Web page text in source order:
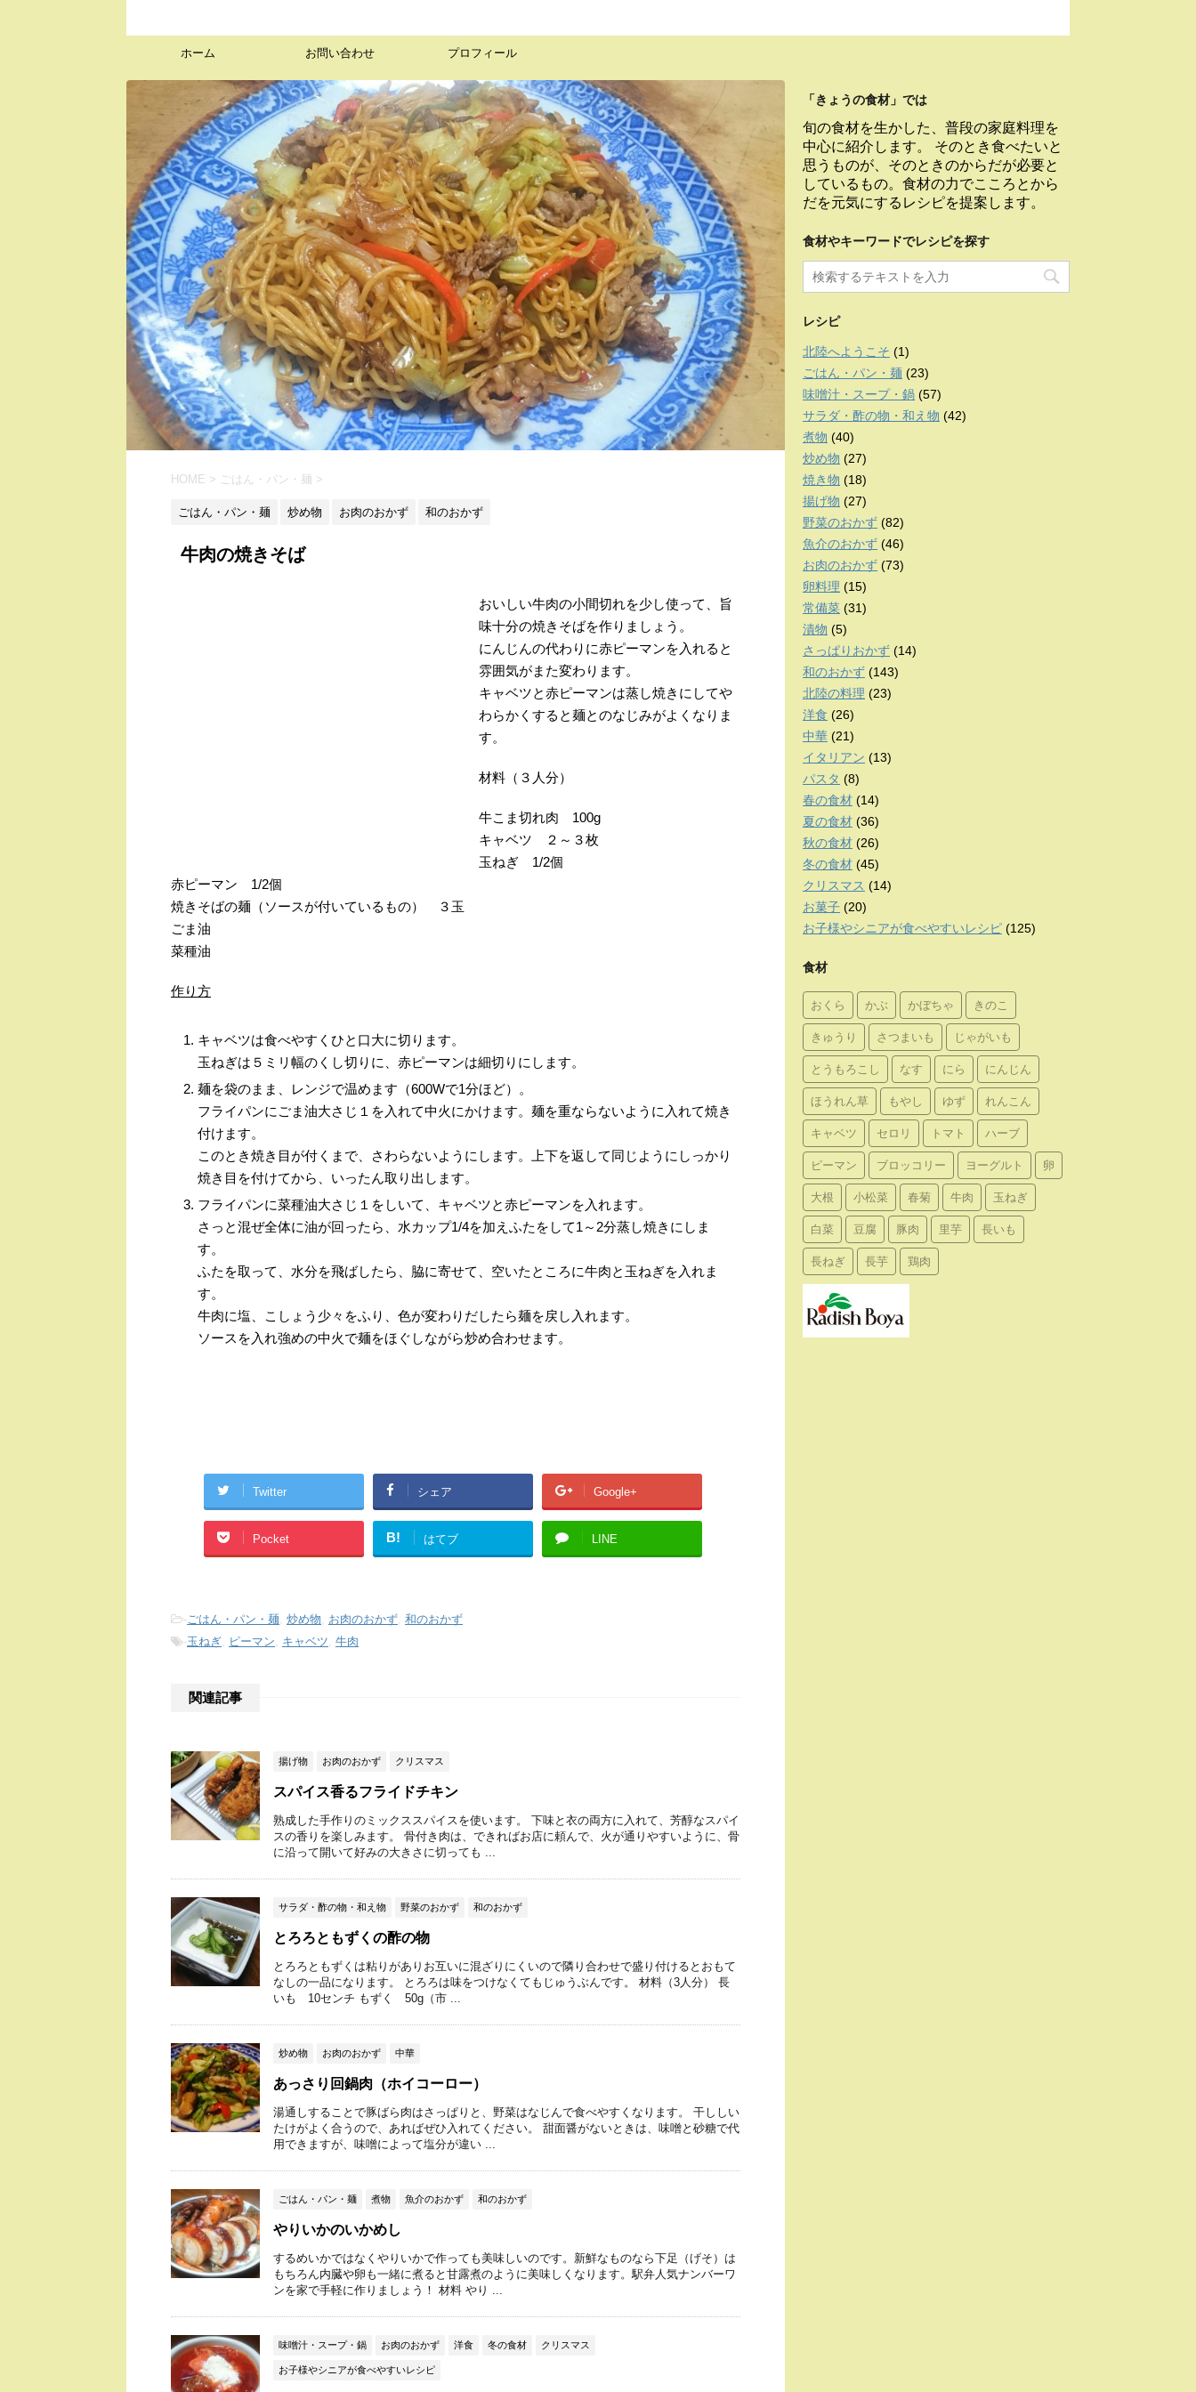
ホーム お問い合わせ プロフィール
HOME > ごはん・パン・麺 >
ごはん・パン・麺 炒め物 お肉のおかず 和のおかず
牛肉の焼きそば
おいしい牛肉の小間切れを少し使って、旨
味十分の焼きそばを作りましょう。
にんじんの代わりに赤ピーマンを入れると
雰囲気がまた変わります。
キャベツと赤ピーマンは蒸し焼きにしてや
わらかくすると麺とのなじみがよくなりま
す。
材料（３人分）
牛こま切れ肉 100g
キャベツ ２～３枚
玉ねぎ 1/2個
赤ピーマン 1/2個
焼きそばの麺（ソースが付いているもの） ３玉
ごま油
菜種油
作り方
キャベツは食べやすくひと口大に切ります。
玉ねぎは５ミリ幅のくし切りに、赤ピーマンは細切りにします。
麺を袋のまま、レンジで温めます（600Wで1分ほど）。
フライパンにごま油大さじ１を入れて中火にかけます。麺を重ならないように入れて焼き
付けます。
このとき焼き目が付くまで、さわらないようにします。上下を返して同じようにしっかり
焼き目を付けてから、いったん取り出します。
フライパンに菜種油大さじ１をしいて、キャベツと赤ピーマンを入れます。
さっと混ぜ全体に油が回ったら、水カップ1/4を加えふたをして1 ～ 2分蒸し焼きにしま
す。
ふたを取って、水分を飛ばしたら、脇に寄せて、空いたところに牛肉と玉ねぎを入れま
す。
牛肉に塩、こしょう少々をふり、色が変わりだしたら麺を戻し入れます。
ソースを入れ強めの中火で麺をほぐしながら炒め合わせます。
Twitter シェア Google+
Pocket B! はてブ LINE
-ごはん・パン・麺, 炒め物, お肉のおかず, 和のおかず
-玉ねぎ, ピーマン, キャベツ, 牛肉
関連記事
揚げ物 お肉のおかず クリスマス
スパイス香るフライドチキン
熟成した手作りのミックススパイスを使います。 下味と衣の両方に入れて、芳醇なスパイ
スの香りを楽しみます。 骨付き肉は、できればお店に頼んで、火が通りやすいように、骨
に沿って開いて好みの大きさに切っても ...
サラダ・酢の物・和え物 野菜のおかず 和のおかず
とろろともずくの酢の物
とろろともずくは粘りがありお互いに混ざりにくいので隣り合わせで盛り付けるとおもて
なしの一品になります。 とろろは味をつけなくてもじゅうぶんです。 材料（3人分） 長
いも 10センチ もずく 50g（市 ...
炒め物 お肉のおかず 中華
あっさり回鍋肉（ホイコーロー）
湯通しすることで豚ばら肉はさっぱりと、野菜はなじんで食べやすくなります。 干ししい
たけがよく合うので、あればぜひ入れてください。 甜面醤がないときは、味噌と砂糖で代
用できますが、味噌によって塩分が違い ...
ごはん・パン・麺 煮物 魚介のおかず 和のおかず
やりいかのいかめし
するめいかではなくやりいかで作っても美味しいのです。新鮮なものなら下足（げそ）は
もちろん内臓や卵も一緒に煮ると甘露煮のように美味しくなります。駅弁人気ナンバーワ
ンを家で手軽に作りましょう！ 材料 やり ...
味噌汁・スープ・鍋 お肉のおかず 洋食 冬の食材 クリスマス
お子様やシニアが食べやすいレシピ
「きょうの食材」では
旬の食材を生かした、普段の家庭料理を
中心に紹介します。 そのとき食べたいと
思うものが、そのときのからだが必要と
しているもの。食材の力でこころとから
だを元気にするレシピを提案します。
食材やキーワードでレシピを探す
レシピ
北陸へようこそ (1)
ごはん・パン・麺 (23)
味噌汁・スープ・鍋 (57)
サラダ・酢の物・和え物 (42)
煮物 (40)
炒め物 (27)
焼き物 (18)
揚げ物 (27)
野菜のおかず (82)
魚介のおかず (46)
お肉のおかず (73)
卵料理 (15)
常備菜 (31)
漬物 (5)
さっぱりおかず (14)
和のおかず (143)
北陸の料理 (23)
洋食 (26)
中華 (21)
イタリアン (13)
パスタ (8)
春の食材 (14)
夏の食材 (36)
秋の食材 (26)
冬の食材 (45)
クリスマス (14)
お菓子 (20)
お子様やシニアが食べやすいレシピ (125)
食材
おくら かぶ かぼちゃ きのこ
きゅうり さつまいも じゃがいも
とうもろこし なす にら にんじん
ほうれん草 もやし ゆず れんこん
キャベツ セロリ トマト ハーブ
ピーマン ブロッコリー ヨーグルト 卵
大根 小松菜 春菊 牛肉 玉ねぎ
白菜 豆腐 豚肉 里芋 長いも
長ねぎ 長芋 鶏肉